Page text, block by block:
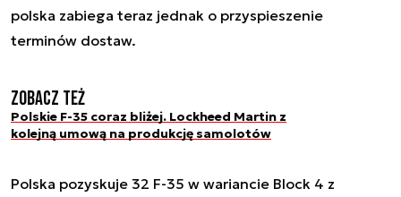
polska zabiega teraz jednak o przyspieszenie
terminów dostaw.
Zobacz też
Polskie F-35 coraz bliżej. Lockheed Martin z
kolejną umową na produkcję samolotów
Polska pozyskuje 32 F-35 w wariancie Block 4 z